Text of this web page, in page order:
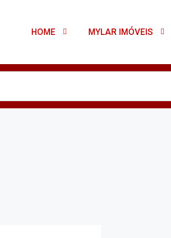
HOME MYLAR IMÓVEIS